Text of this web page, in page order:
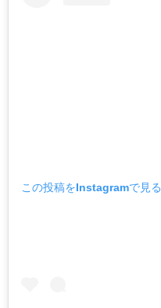
この投稿をInstagramで見る